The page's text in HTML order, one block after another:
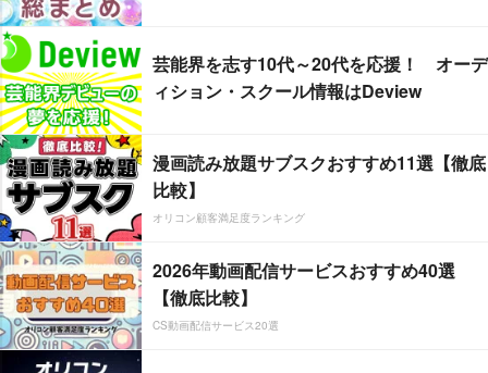
芸能界を志す10代～20代を応援！ オーデ
ィション・スクール情報はDeview
漫画読み放題サブスクおすすめ11選【徹底
比較】
オリコン顧客満足度ランキング
2026年動画配信サービスおすすめ40選
【徹底比較】
CS動画配信サービス20選